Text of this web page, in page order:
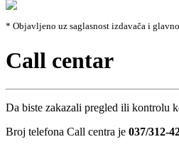
* Objavljeno uz saglasnost izdavača i
Call centar
Da biste zakazali pregled ili kontrolu
Broj telefona Call centra je 037/312-